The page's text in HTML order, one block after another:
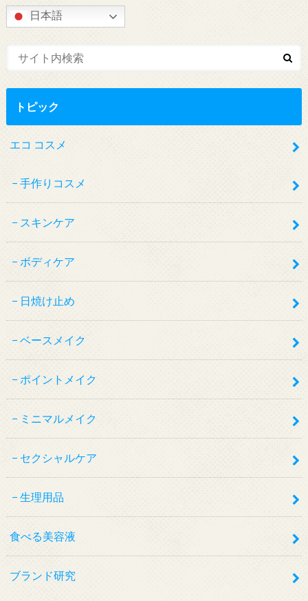
日本語
トピック
エコ コスメ
手作りコスメ
スキンケア
ボディケア
日焼け止め
ベースメイク
ポイントメイク
ミニマルメイク
セクシャルケア
生理用品
食べる美容液
ブランド研究